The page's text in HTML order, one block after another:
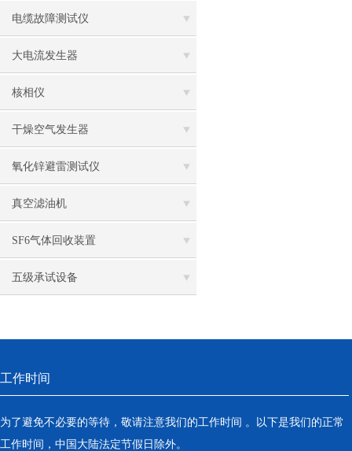
电缆故障测试仪
大电流发生器
核相仪
干燥空气发生器
氧化锌避雷测试仪
真空滤油机
SF6气体回收装置
五级承试设备
工作时间
为了避免不必要的等待，敬请注意我们的工作时间 。以下是我们的正常
工作时间，中国大陆法定节假日除外。